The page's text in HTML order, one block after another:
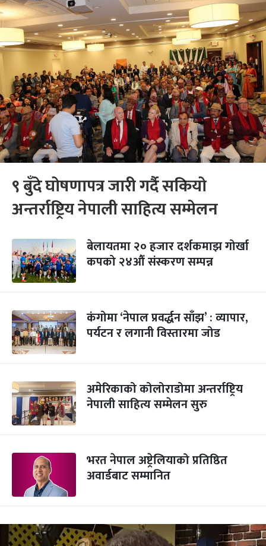
९ बुँदे घोषणापत्र जारी गर्दै सकियो
अन्तर्राष्ट्रिय नेपाली साहित्य सम्मेलन
बेलायतमा २० हजार दर्शकमाझ गोर्खा
कपको २४औं संस्करण सम्पन्न
कंगोमा ‘नेपाल प्रवर्द्धन साँझ’ : व्यापार,
पर्यटन र लगानी विस्तारमा जोड
अमेरिकाको कोलोराडोमा अन्तर्राष्ट्रिय
नेपाली साहित्य सम्मेलन सुरु
भरत नेपाल अष्ट्रेलियाको प्रतिष्ठित
अवार्डबाट सम्मानित